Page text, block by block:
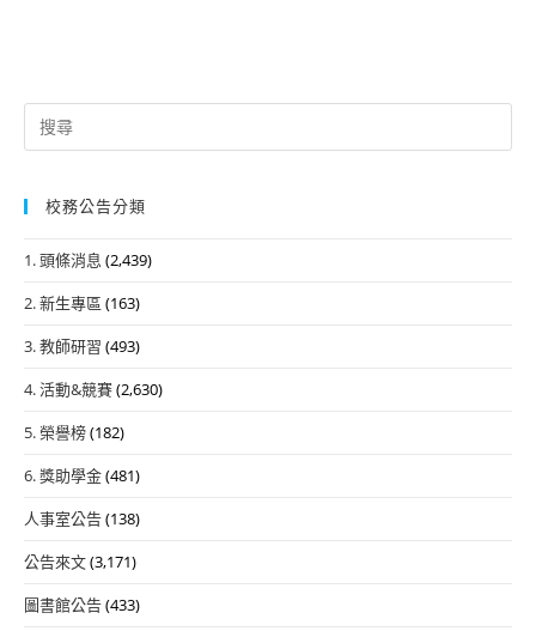
Search
for:
校務公告分類
1. 頭條消息 (2,439)
2. 新生專區 (163)
3. 教師研習 (493)
4. 活動&競賽(2,630)
5. 榮譽榜(182)
6. 獎助學金(481)
人事室公告(138)
公告來文(3,171)
圖書館公告(433)